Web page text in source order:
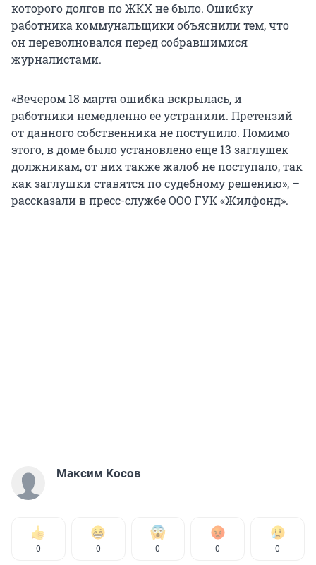
которого долгов по ЖКХ не было. Ошибку
работника коммунальщики объяснили тем, что
он переволновался перед собравшимися
журналистами.
«Вечером 18 марта ошибка вскрылась, и
работники немедленно ее устранили. Претензий
от данного собственника не поступило. Помимо
этого, в доме было установлено еще 13 заглушек
должникам, от них также жалоб не поступало, так
как заглушки ставятся по судебному решению», –
рассказали в пресс-службе ООО ГУК «Жилфонд».
Максим Косов
0 0 0 0 0